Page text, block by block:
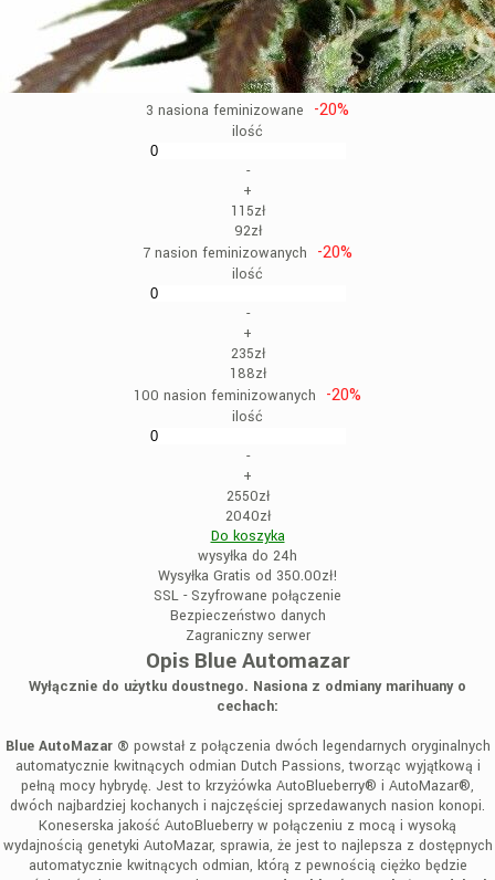
3 nasiona feminizowane -20%
ilość
-
+
115zł
92zł
7 nasion feminizowanych
-20%
ilość
-
+
235zł
188zł
100 nasion feminizowanych
-20%
ilość
-
+
2550zł
2040zł
Do koszyka
wysyłka do 24h
Wysyłka Gratis od 350.00zł!
SSL - Szyfrowane połączenie
Bezpieczeństwo danych
Zagraniczny serwer
Opis Blue Automazar
Wyłącznie do użytku doustnego. Nasiona z odmiany marihuany o
cechach:
Blue AutoMazar ® powstał z połączenia dwóch legendarnych oryginalnych
automatycznie kwitnących odmian Dutch Passions, tworząc wyjątkową i
pełną mocy hybrydę. Jest to krzyżówka AutoBlueberry® i AutoMazar®,
dwóch najbardziej kochanych i najczęściej sprzedawanych nasion konopi.
Koneserska jakość AutoBlueberry w połączeniu z mocą i wysoką
wydajnością genetyki AutoMazar, sprawia, że jest to najlepsza z dostępnych
automatycznie kwitnących odmian, którą z pewnością ciężko będzie